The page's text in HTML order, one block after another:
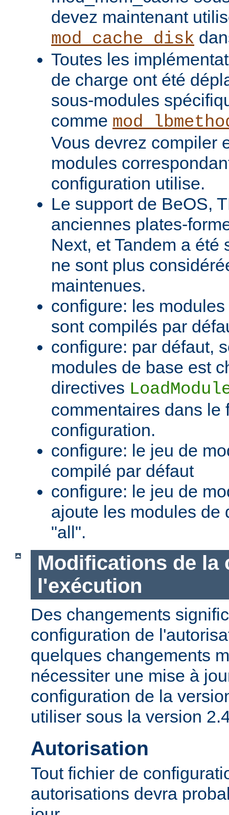
devez maintenant
mod_cache_disk
Toutes les
de charge ont été
sous-modules
comme
Vous devrez compiler
modules
configuration utilise.
Le support de BeOS,
anciennes plates-
Next, et Tandem a été
ne sont plus
maintenues.
configure: les
sont compilés par
configure: par défaut,
modules de base est
directives
commentaires dans le
configuration.
configure: le jeu de
compilé par défaut
configure: le jeu de
ajoute les modules de
"all".
Modifications de la
l'exécution
Des changements
configuration de
quelques changements
nécessiter une mise à
configuration de la
utiliser sous la version
Autorisation
Tout fichier de
autorisations devra